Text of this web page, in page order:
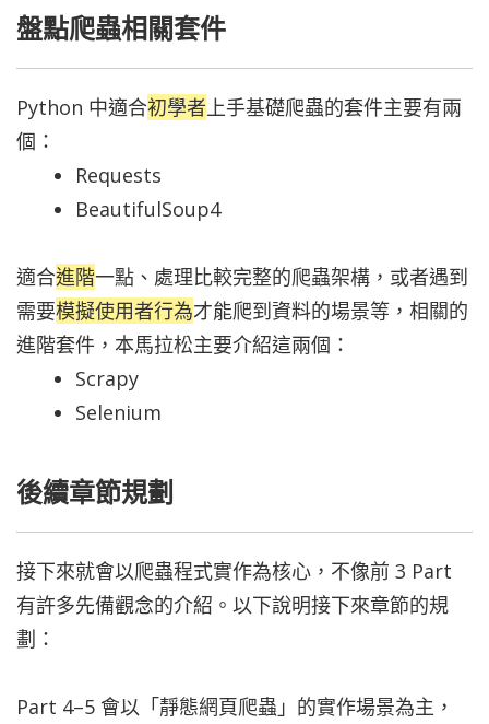
盤點爬蟲相關套件
Python 中適合初學者上手基礎爬蟲的套件主要有兩
個：
Requests
BeautifulSoup4
適合進階一點、處理比較完整的爬蟲架構，或者遇到
需要模擬使用者行為才能爬到資料的場景等，相關的
進階套件，本馬拉松主要介紹這兩個：
Scrapy
Selenium
後續章節規劃
接下來就會以爬蟲程式實作為核心，不像前 3 Part
有許多先備觀念的介紹。以下說明接下來章節的規
劃：
Part 4–5 會以「靜態網頁爬蟲」的實作場景為主，